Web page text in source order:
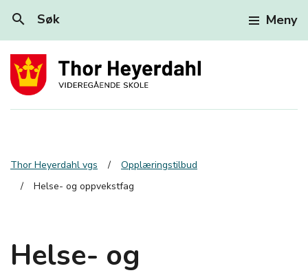
search Søk Meny
Thor Heyerdahl vgs
Opplæringstilbud
Helse- og oppvekstfag
Helse- og